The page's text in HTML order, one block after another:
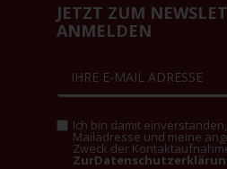
JETZT ZUM
ANMELDEN
Ich bin damit
Mailadresse und meine
Zweck der